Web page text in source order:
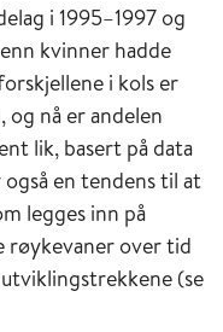
i 1995–1997 og
kvinner hadde
i kols er
nå er andelen
lik, basert på data
en tendens til at
legges inn på
røykevaner over tid
(se